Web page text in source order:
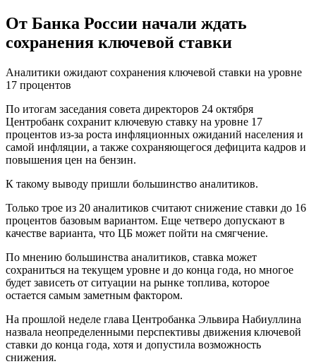
От Банка России начали ждать
сохранения ключевой ставки
Аналитики ожидают сохранения ключевой ставки на уровне
17 процентов
По итогам заседания совета директоров 24 октября
Центробанк сохранит ключевую ставку на уровне 17
процентов из-за роста инфляционных ожиданий населения и
самой инфляции, а также сохраняющегося дефицита кадров и
повышения цен на бензин.
К такому выводу пришли большинство аналитиков.
Только трое из 20 аналитиков считают снижение ставки до 16
процентов базовым вариантом. Еще четверо допускают в
качестве варианта, что ЦБ может пойти на смягчение.
По мнению большинства аналитиков, ставка может
сохраниться на текущем уровне и до конца года, но многое
будет зависеть от ситуации на рынке топлива, которое
остается самым заметным фактором.
На прошлой неделе глава Центробанка Эльвира Набиуллина
назвала неопределенными перспективы движения ключевой
ставки до конца года, хотя и допустила возможность
снижения.